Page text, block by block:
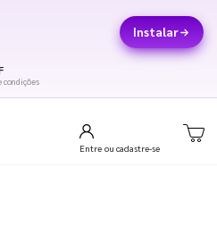
Instalar
Entre ou cadastre-se